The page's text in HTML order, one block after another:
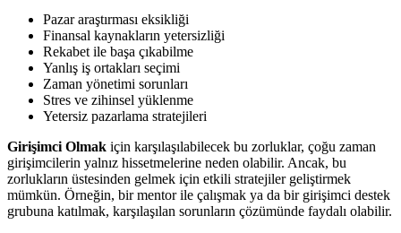
Pazar araştırması eksikliği
Finansal kaynakların yetersizliği
Rekabet ile başa çıkabilme
Yanlış iş ortakları seçimi
Zaman yönetimi sorunları
Stres ve zihinsel yüklenme
Yetersiz pazarlama stratejileri
Girişimci Olmak için karşılaşılabilecek bu zorluklar, çoğu zaman
girişimcilerin yalnız hissetmelerine neden olabilir. Ancak, bu
zorlukların üstesinden gelmek için etkili stratejiler geliştirmek
mümkün. Örneğin, bir mentor ile çalışmak ya da bir girişimci destek
grubuna katılmak, karşılaşılan sorunların çözümünde faydalı olabilir.